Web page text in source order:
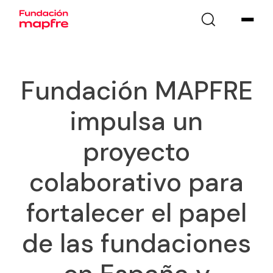
Fundación MAPFRE
impulsa un
proyecto
colaborativo para
fortalecer el papel
de las fundaciones